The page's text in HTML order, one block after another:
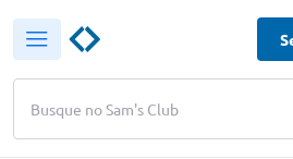
Busque no Sam's Club